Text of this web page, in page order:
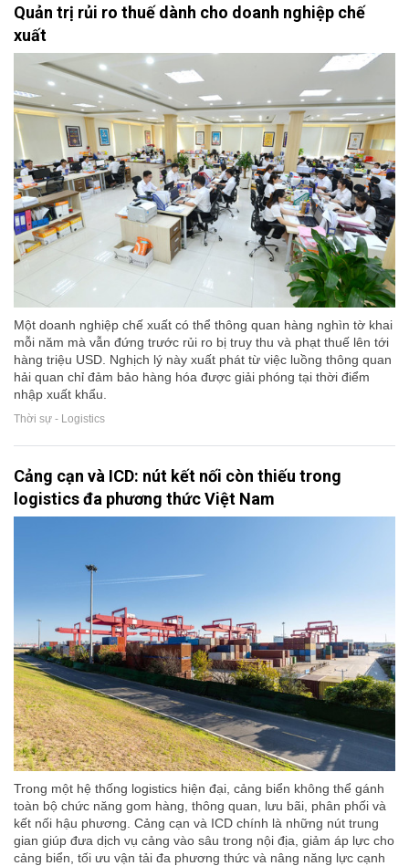
Quản trị rủi ro thuế dành cho doanh nghiệp chế
xuất
Một doanh nghiệp chế xuất có thể thông quan hàng nghìn tờ khai
mỗi năm mà vẫn đứng trước rủi ro bị truy thu và phạt thuế lên tới
hàng triệu USD. Nghịch lý này xuất phát từ việc luồng thông quan
hải quan chỉ đảm bảo hàng hóa được giải phóng tại thời điểm
nhập xuất khẩu.
Thời sự - Logistics
Cảng cạn và ICD: nút kết nối còn thiếu trong
logistics đa phương thức Việt Nam
Trong một hệ thống logistics hiện đại, cảng biển không thể gánh
toàn bộ chức năng gom hàng, thông quan, lưu bãi, phân phối và
kết nối hậu phương. Cảng cạn và ICD chính là những nút trung
gian giúp đưa dịch vụ cảng vào sâu trong nội địa, giảm áp lực cho
cảng biển, tối ưu vận tải đa phương thức và nâng năng lực cạnh